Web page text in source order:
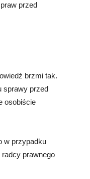
przed
brzmi tak.
sprawy przed
osobiście
w przypadku
prawnego